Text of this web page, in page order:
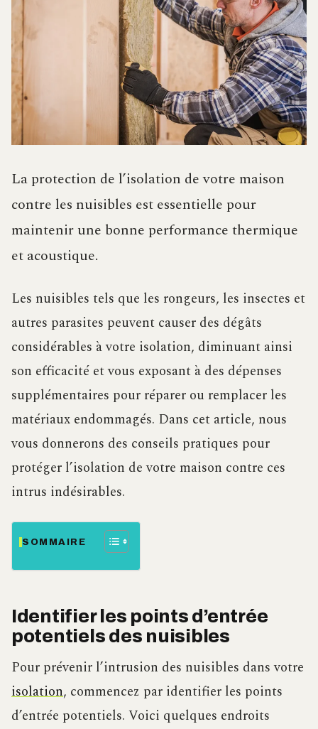
La protection de l’isolation de votre maison
contre les nuisibles est essentielle pour
maintenir une bonne performance thermique
et acoustique.
Les nuisibles tels que les rongeurs, les insectes et
autres parasites peuvent causer des dégâts
considérables à votre isolation, diminuant ainsi
son efficacité et vous exposant à des dépenses
supplémentaires pour réparer ou remplacer les
matériaux endommagés. Dans cet article, nous
vous donnerons des conseils pratiques pour
protéger l’isolation de votre maison contre ces
intrus indésirables.
SOMMAIRE
Identifier les points d’entrée
potentiels des nuisibles
Pour prévenir l’intrusion des nuisibles dans votre
isolation, commencez par identifier les points
d’entrée potentiels. Voici quelques endroits